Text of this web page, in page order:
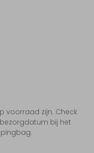
voorraad zijn. Check
bij het